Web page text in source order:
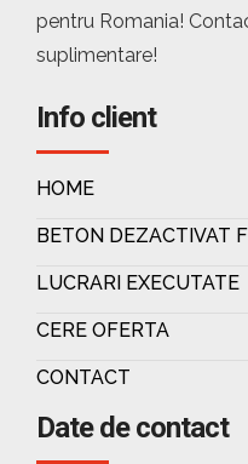
pentru Romania!
suplimentare!
Info client
HOME
BETON DEZACTIVAT
LUCRARI EXECUTATE
CERE OFERTA
CONTACT
Date de contact